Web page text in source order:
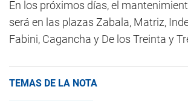
En los próximos días, el
será en las plazas Zabala, Matriz,
Fabini, Cagancha y De los Treinta y
TEMAS DE LA NOTA